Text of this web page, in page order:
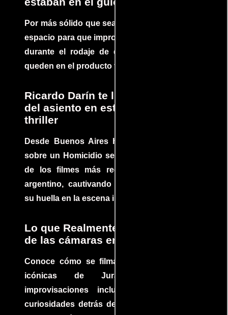
Por más sólido que sea un guión siempre hay
espacio para que improvisaciones que se dan
durante el rodaje de determinadas escenas
queden en el producto final.
Ricardo Darín te llevará al borde
del asiento en este increíble
thriller
Desde Buenos Aires hasta el mundo, Tesis
sobre un Homicidio se ha convertido en uno
de los filmes más recomendados del cine
argentino, cautivando audiencias y dejando
su huella en la escena internacional.
Lo que Realmente Sucedió detrás
de las cámaras en Jurassic Park
Conoce cómo se filmaron algunas escenas
icónicas de Jurassic Park, con
improvisaciones incluidas. ¡Descubre las
curiosidades detrás del rodaje de un clásico